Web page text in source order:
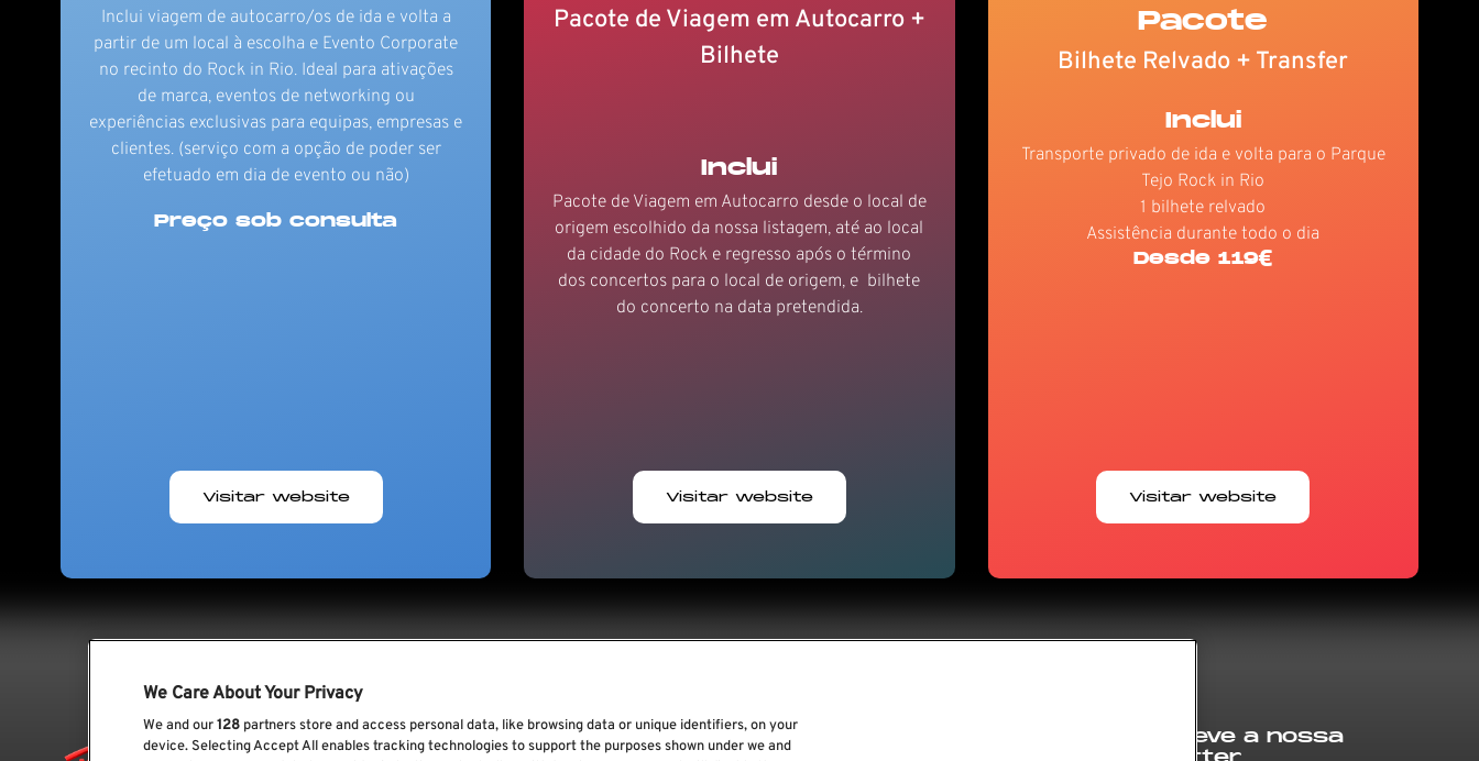
Inclui viagem de autocarro/os de ida e volta a
partir de um local à escolha e Evento Corporate
no recinto do Rock in Rio. Ideal para ativações
de marca, eventos de networking ou
experiências exclusivas para equipas, empresas e
clientes. (serviço com a opção de poder ser
efetuado em dia de evento ou não)
Preço sob consulta
Visitar website
Pacote de Viagem em Autocarro +
Bilhete
Inclui
Pacote de Viagem em Autocarro desde o local de
origem escolhido da nossa listagem, até ao local
da cidade do Rock e regresso após o término
dos concertos para o local de origem, e bilhete
do concerto na data pretendida.
Visitar website
Pacote
Bilhete Relvado + Transfer
Inclui
Transporte privado de ida e volta para o Parque
Tejo Rock in Rio
1 bilhete relvado
Assistência durante todo o dia
Desde 119€
Visitar website
Rock World
Subscreve a nossa
We Care About Your Privacy
We and our128 partners store and access personal data, like browsing data or unique identifiers, on your
device. Selecting Accept All enables tracking technologies to support the purposes shown under we and